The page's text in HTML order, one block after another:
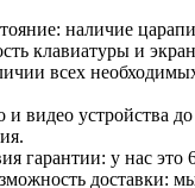
наличие
клавиатуры и
всех
и видео устройства
гарантии: у нас это
доставки: